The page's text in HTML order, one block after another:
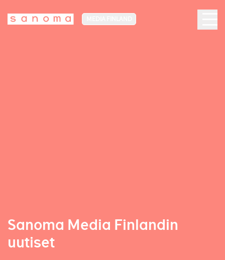
Sanoma Media Finlandin
uutiset